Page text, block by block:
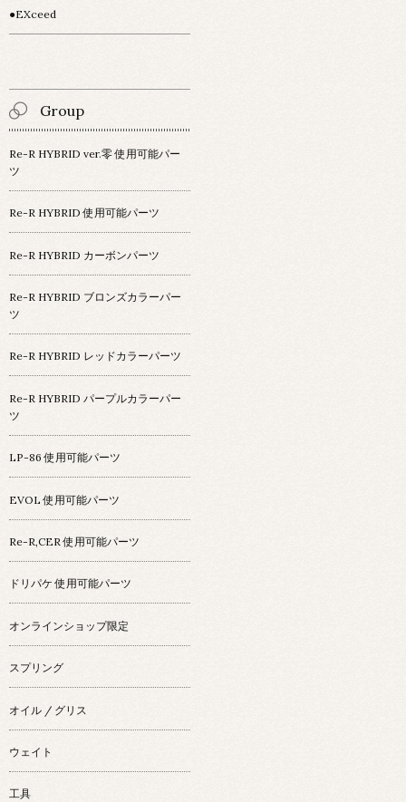
●EXceed
Group
Re-R HYBRID ver.零 使用可能パー
ツ
Re-R HYBRID 使用可能パーツ
Re-R HYBRID カーボンパーツ
Re-R HYBRID ブロンズカラーパー
ツ
Re-R HYBRID レッドカラーパーツ
Re-R HYBRID パープルカラーパー
ツ
LP-86 使用可能パーツ
EVOL 使用可能パーツ
Re-R,CER 使用可能パーツ
ドリパケ 使用可能パーツ
オンラインショップ限定
スプリング
オイル / グリス
ウェイト
工具